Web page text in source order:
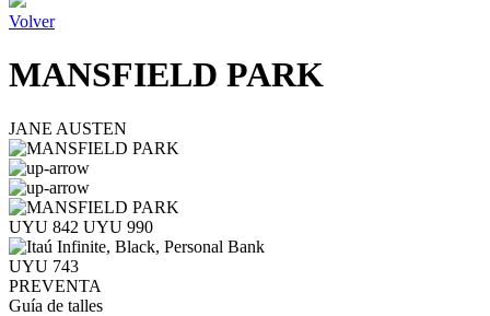
Volver
MANSFIELD PARK
JANE AUSTEN
UYU 842 UYU 990
UYU 743
PREVENTA
Guía de talles